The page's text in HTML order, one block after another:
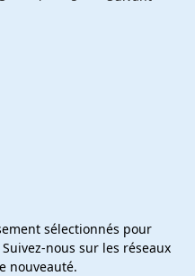
sélectionnés pour
nous sur les réseaux
nouveauté.